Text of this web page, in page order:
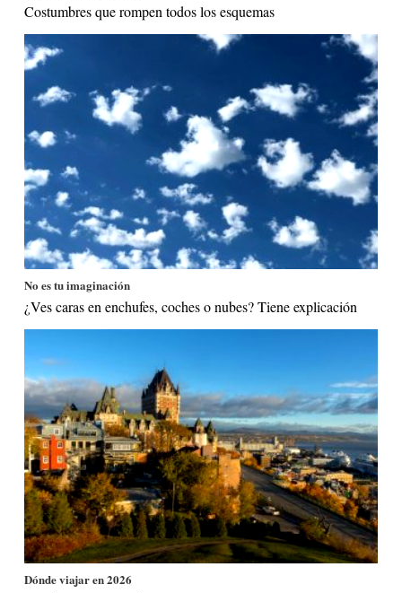
Costumbres que rompen todos los esquemas
No es tu imaginación
¿Ves caras en enchufes, coches o nubes? Tiene explicación
Dónde viajar en 2026